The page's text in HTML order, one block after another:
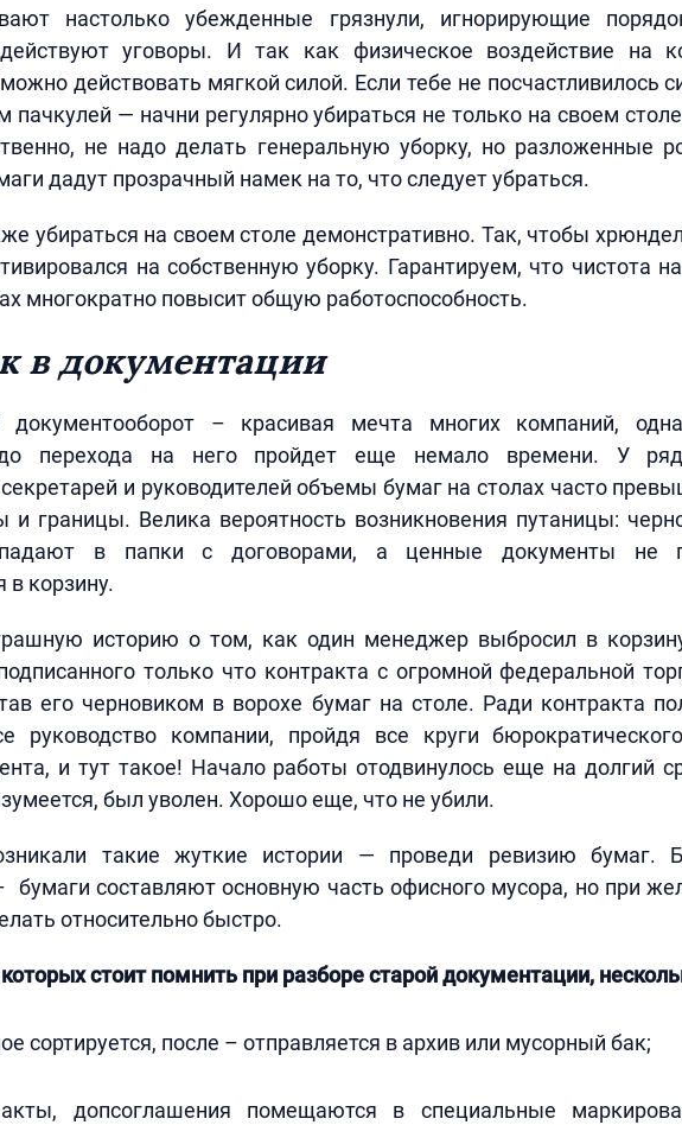
настолько убежденные грязнули, игнорирующие
уговоры. И так как физическое воздействие на
действовать мягкой силой. Если тебе не посчастливилось
пачкулей — начни регулярно убираться не только на своем
не надо делать генеральную уборку, но разложенные
дадут прозрачный намек на то, что следует убраться.
убираться на своем столе демонстративно. Так, чтобы
на собственную уборку. Гарантируем, что чистота
многократно повысит общую работоспособность.
в документации
документооборот – красивая мечта многих компаний,
до перехода на него пройдет еще немало времени. У
и руководителей объемы бумаг на столах часто
границы. Велика вероятность возникновения путаницы:
в папки с договорами, а ценные документы не
в корзину.
историю о том, как один менеджер выбросил в
только что контракта с огромной федеральной
его черновиком в ворохе бумаг на столе. Ради контракта
руководство компании, пройдя все круги
и тут такое! Начало работы отодвинулось еще на долгий
был уволен. Хорошо еще, что не убили.
такие жуткие истории — проведи ревизию бумаг.
бумаги составляют основную часть офисного мусора, но при
относительно быстро.
стоит помнить при разборе старой документации,
сортируется, после – отправляется в архив или мусорный бак;
допсоглашения помещаются в специальные